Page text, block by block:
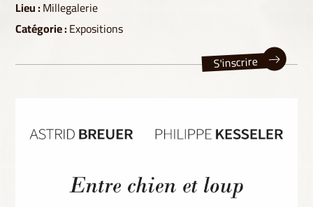
Lieu :Millegalerie
Catégorie :Expositions
S'inscrire